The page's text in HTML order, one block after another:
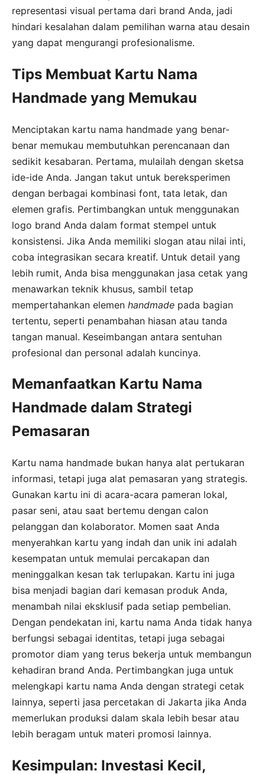
representasi visual pertama dari brand Anda, jadi
hindari kesalahan dalam pemilihan warna atau desain
yang dapat mengurangi profesionalisme.
Tips Membuat Kartu Nama
Handmade yang Memukau
Menciptakan kartu nama handmade yang benar-
benar memukau membutuhkan perencanaan dan
sedikit kesabaran. Pertama, mulailah dengan sketsa
ide-ide Anda. Jangan takut untuk bereksperimen
dengan berbagai kombinasi font, tata letak, dan
elemen grafis. Pertimbangkan untuk menggunakan
logo brand Anda dalam format stempel untuk
konsistensi. Jika Anda memiliki slogan atau nilai inti,
coba integrasikan secara kreatif. Untuk detail yang
lebih rumit, Anda bisa menggunakan jasa cetak yang
menawarkan teknik khusus, sambil tetap
mempertahankan elemen handmade pada bagian
tertentu, seperti penambahan hiasan atau tanda
tangan manual. Keseimbangan antara sentuhan
profesional dan personal adalah kuncinya.
Memanfaatkan Kartu Nama
Handmade dalam Strategi
Pemasaran
Kartu nama handmade bukan hanya alat pertukaran
informasi, tetapi juga alat pemasaran yang strategis.
Gunakan kartu ini di acara-acara pameran lokal,
pasar seni, atau saat bertemu dengan calon
pelanggan dan kolaborator. Momen saat Anda
menyerahkan kartu yang indah dan unik ini adalah
kesempatan untuk memulai percakapan dan
meninggalkan kesan tak terlupakan. Kartu ini juga
bisa menjadi bagian dari kemasan produk Anda,
menambah nilai eksklusif pada setiap pembelian.
Dengan pendekatan ini, kartu nama Anda tidak hanya
berfungsi sebagai identitas, tetapi juga sebagai
promotor diam yang terus bekerja untuk membangun
kehadiran brand Anda. Pertimbangkan juga untuk
melengkapi kartu nama Anda dengan strategi cetak
lainnya, seperti jasa percetakan di Jakarta jika Anda
memerlukan produksi dalam skala lebih besar atau
lebih beragam untuk materi promosi lainnya.
Kesimpulan: Investasi Kecil,